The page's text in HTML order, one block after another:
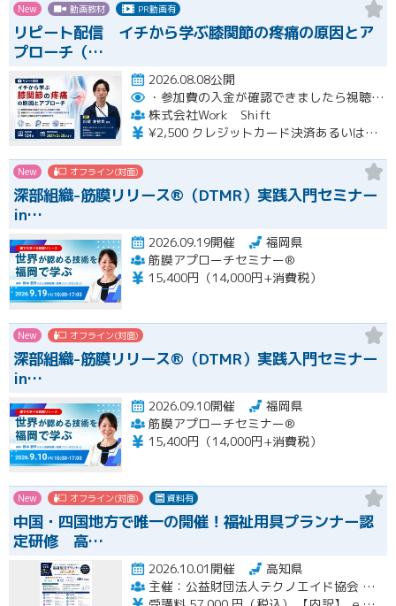
New 動画教材 PR動画有
リピート配信 イチから学ぶ膝関節の疼痛の原因とア
プローチ（…
2026.08.08公開
・参加費の入金が確認できましたら視聴用URLとパスワードおよび資料をお申込みいただきましたメールアドレスに送付します。
株式会社Work Shift
¥2,500 クレジットカード決済あるいは銀行振込となります。
New オフライン(対面)
深部組織-筋膜リリース®（DTMR）実践入門セミナー
in…
2026.09.19開催
福岡県
筋膜アプローチセミナー®
15,400円（14,000円+消費税）
New オフライン(対面)
深部組織-筋膜リリース®（DTMR）実践入門セミナー
in…
2026.09.10開催
福岡県
筋膜アプローチセミナー®
15,400円（14,000円+消費税）
New オフライン(対面) 資料有
中国・四国地方で唯一の開催！福祉用具プランナー認
定研修 高…
2026.10.01開催
高知県
主催：公益財団法人テクノエイド協会 集合研修会場期間：一般社団法人ナチュラルハートフルケアネットワーク